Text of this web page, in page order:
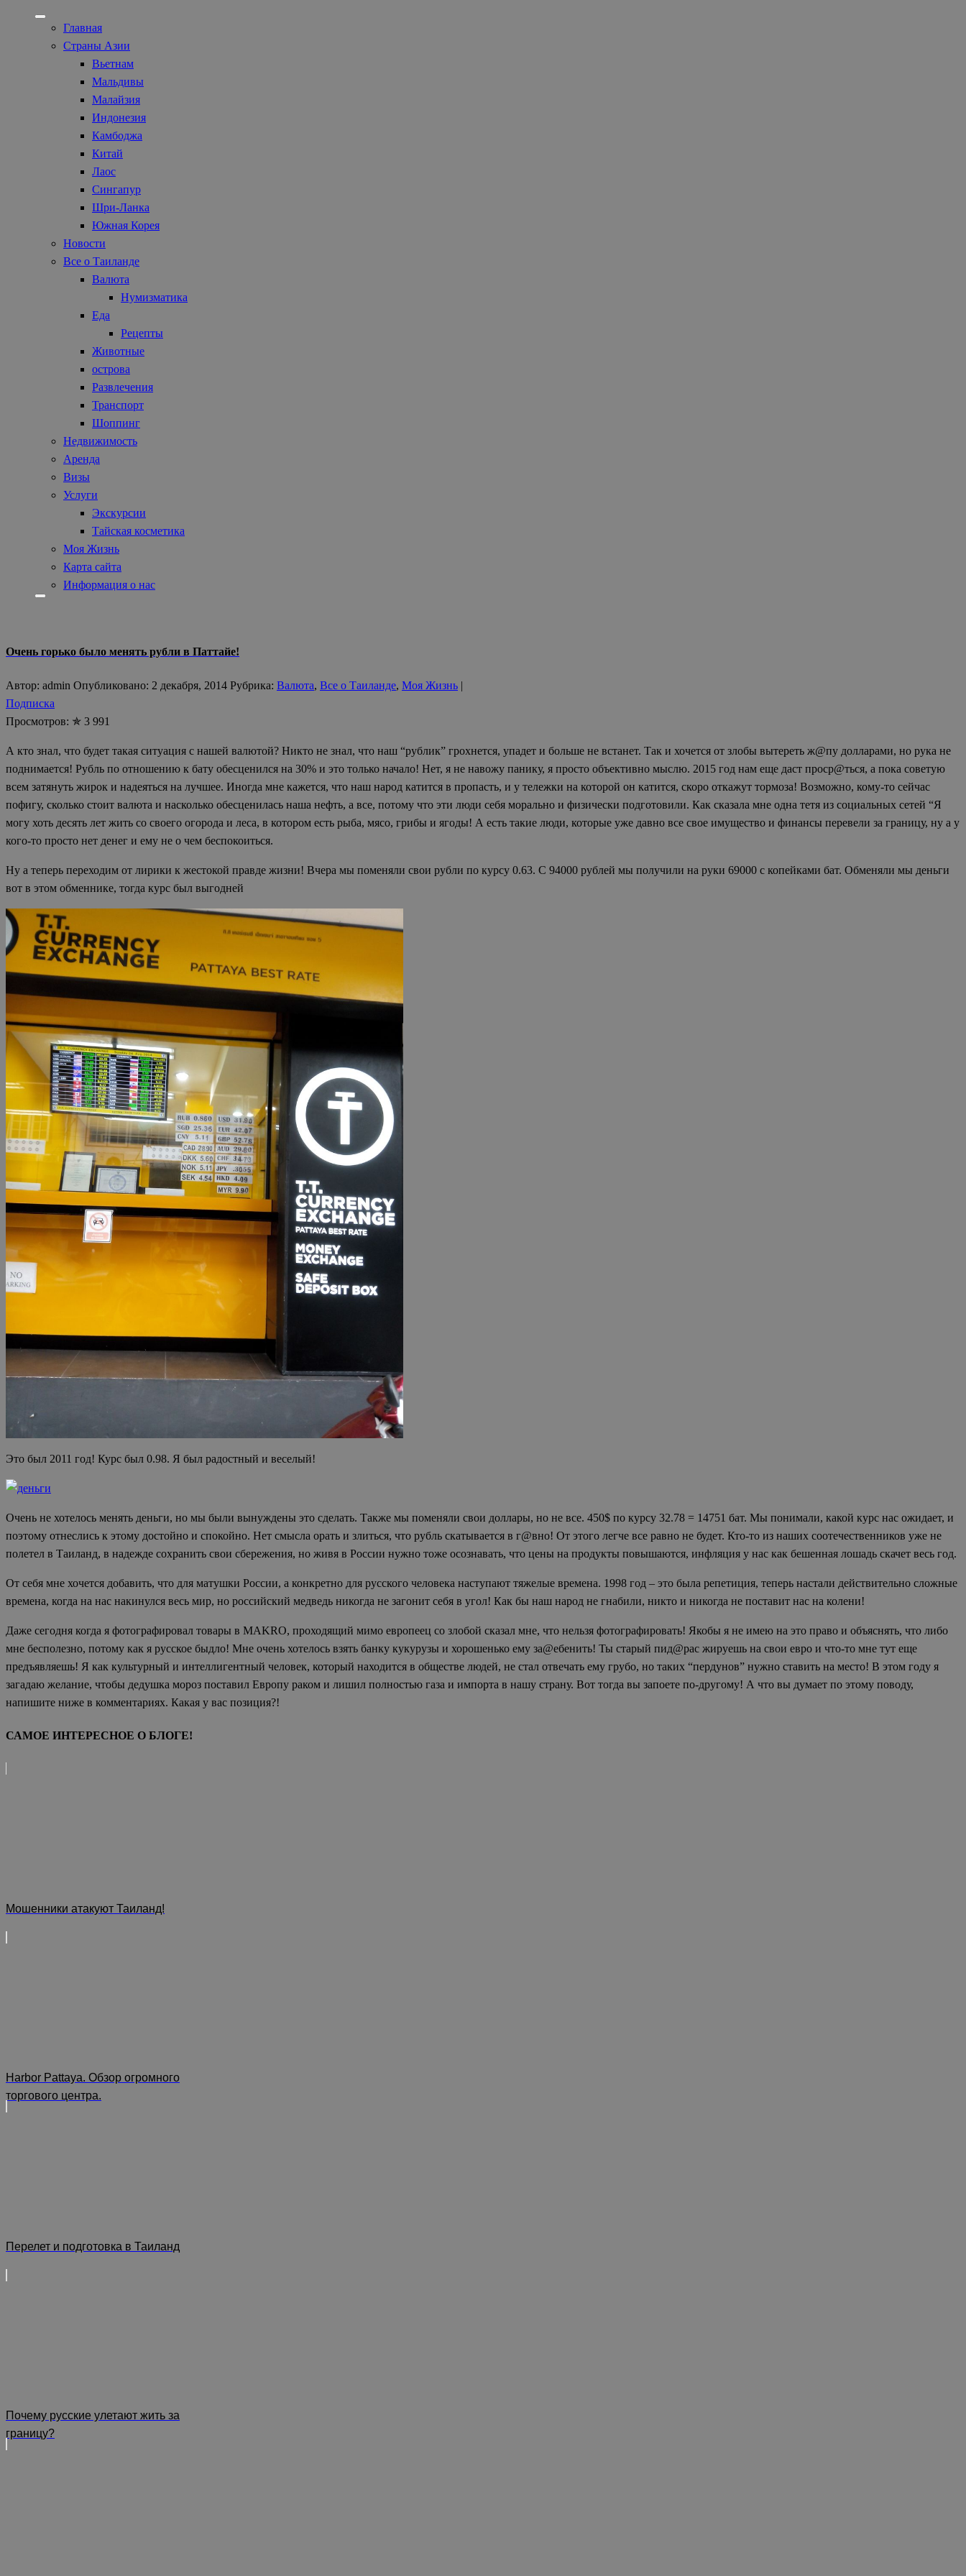
Главная
Страны Азии
Вьетнам
Мальдивы
Малайзия
Индонезия
Камбоджа
Китай
Лаос
Сингапур
Шри-Ланка
Южная Корея
Новости
Все о Таиланде
Валюта
Нумизматика
Еда
Рецепты
Животные
острова
Развлечения
Транспорт
Шоппинг
Недвижимость
Аренда
Визы
Услуги
Экскурсии
Тайская косметика
Моя Жизнь
Карта сайта
Информация о нас
Очень горько было менять рубли в Паттайе!
Автор: admin Опубликовано: 2 декабря, 2014 Рубрика: Валюта, Все о Таиланде, Моя Жизнь |
Подписка
Просмотров: ✯ 3 991
А кто знал, что будет такая ситуация с нашей валютой? Никто не знал, что наш “рублик” грохнется, упадет и больше не встанет. Так и хочется от злобы вытереть ж@пу долларами, но рука не
поднимается! Рубль по отношению к бату обесценился на 30% и это только начало! Нет, я не навожу панику, я просто объективно мыслю. 2015 год нам еще даст проср@ться, а пока советую
всем затянуть жирок и надеяться на лучшее. Иногда мне кажется, что наш народ катится в пропасть, и у тележки на которой он катится, скоро откажут тормоза! Возможно, кому-то сейчас
пофигу, сколько стоит валюта и насколько обесценилась наша нефть, а все, потому что эти люди себя морально и физически подготовили. Как сказала мне одна тетя из социальных сетей “Я
могу хоть десять лет жить со своего огорода и леса, в котором есть рыба, мясо, грибы и ягоды! А есть такие люди, которые уже давно все свое имущество и финансы перевели за границу, ну а у
кого-то просто нет денег и ему не о чем беспокоиться.
Ну а теперь переходим от лирики к жестокой правде жизни! Вчера мы поменяли свои рубли по курсу 0.63. С 94000 рублей мы получили на руки 69000 с копейками бат. Обменяли мы деньги
вот в этом обменнике, тогда курс был выгодней
Это был 2011 год! Курс был 0.98. Я был радостный и веселый!
Очень не хотелось менять деньги, но мы были вынуждены это сделать. Также мы поменяли свои доллары, но не все. 450$ по курсу 32.78 = 14751 бат. Мы понимали, какой курс нас ожидает, и
поэтому отнеслись к этому достойно и спокойно. Нет смысла орать и злиться, что рубль скатывается в г@вно! От этого легче все равно не будет. Кто-то из наших соотечественников уже не
полетел в Таиланд, в надежде сохранить свои сбережения, но живя в России нужно тоже осознавать, что цены на продукты повышаются, инфляция у нас как бешенная лошадь скачет весь год.
От себя мне хочется добавить, что для матушки России, а конкретно для русского человека наступают тяжелые времена. 1998 год – это была репетиция, теперь настали действительно сложные
времена, когда на нас накинулся весь мир, но российский медведь никогда не загонит себя в угол! Как бы наш народ не гнабили, никто и никогда не поставит нас на колени!
Даже сегодня когда я фотографировал товары в MAKRO, проходящий мимо европеец со злобой сказал мне, что нельзя фотографировать! Якобы я не имею на это право и объяснять, что либо
мне бесполезно, потому как я русское быдло! Мне очень хотелось взять банку кукурузы и хорошенько ему за@ебенить! Ты старый пид@рас жируешь на свои евро и что-то мне тут еще
предъявляешь! Я как культурный и интеллигентный человек, который находится в обществе людей, не стал отвечать ему грубо, но таких “пердунов” нужно ставить на место! В этом году я
загадаю желание, чтобы дедушка мороз поставил Европу раком и лишил полностью газа и импорта в нашу страну. Вот тогда вы запоете по-другому! А что вы думает по этому поводу,
напишите ниже в комментариях. Какая у вас позиция?!
САМОЕ ИНТЕРЕСНОЕ О БЛОГЕ!
Мошенники атакуют Таиланд!
Harbor Pattaya. Обзор огромного
торгового центра.
Перелет и подготовка в Таиланд
Почему русские улетают жить за
границу?